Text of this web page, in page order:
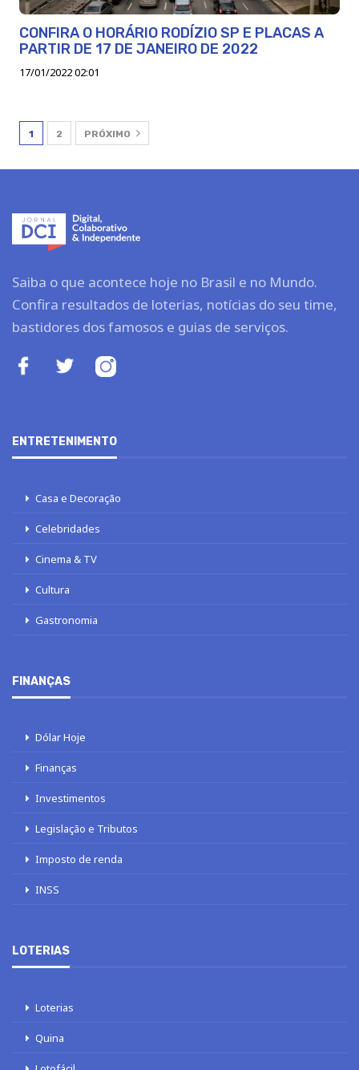
CONFIRA O HORÁRIO RODÍZIO SP E PLACAS A
PARTIR DE 17 DE JANEIRO DE 2022
17/01/2022 02:01
1 2 PRÓXIMO
Saiba o que acontece hoje no Brasil e no Mundo.
Confira resultados de loterias, notícias do seu time,
bastidores dos famosos e guias de serviços.
ENTRETENIMENTO
Casa e Decoração
Celebridades
Cinema & TV
Cultura
Gastronomia
FINANÇAS
Dólar Hoje
Finanças
Investimentos
Legislação e Tributos
Imposto de renda
INSS
LOTERIAS
Loterias
Quina